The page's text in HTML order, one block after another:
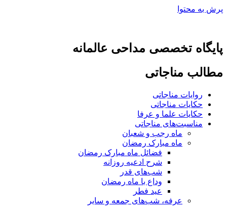
پرش به محتوا
پایگاه تخصصی مداحی عالمانه
مطالب مناجاتی
روایات مناجاتی
حکایات مناجاتی
حکایات علما و عرفا
مناسبت‌های مناجاتی
ماه رجب و شعبان
ماه مبارک رمضان
فضائل ماه مبارک رمضان
شرح ادعیه روزانه
شب‌های قدر
وداع با ماه رمضان
عید فطر
عرفه، شب‌های جمعه و سایر